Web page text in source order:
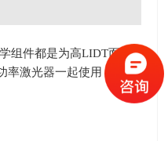
组件都是为高LIDT而制
率激光器一起使用，也能